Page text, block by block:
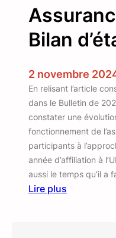
’
U
N
M
I
Bilan
2 novembre
En relisant l’article
dans le Bulletin de
constater une
fonctionnement de
participants à
année d’affiliation à
aussi le temps qu’il a
Lire plus